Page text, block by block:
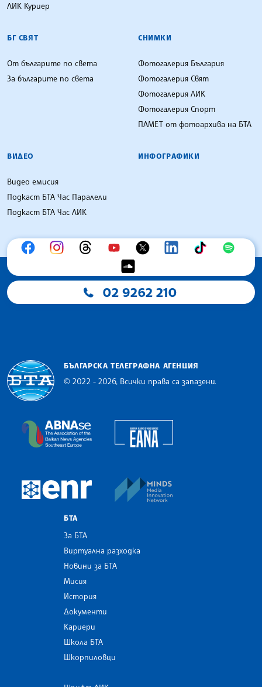
ЛИК Куриер
БГ СВЯТ
От българите по света
За българите по света
СНИМКИ
Фотогалерия България
Фотогалерия Свят
Фотогалерия ЛИК
Фотогалерия Спорт
ПАМЕТ от фотоархива на БТА
ВИДЕО
Видео емисия
Подкаст БТА Час Паралели
Подкаст БТА Час ЛИК
ИНФОГРАФИКИ
02 9262 210
БЪЛГАРСКА ТЕЛЕГРАФНА АГЕНЦИЯ
© 2022 - 2026, Всички права са запазени.
The Assocoation of the Balkan News Agencies
European Newsroom
БТА
За БТА
Виртуална разходка
Новини за БТА
Мисия
История
Документи
Кариери
Школа БТА
Шкорпиловци